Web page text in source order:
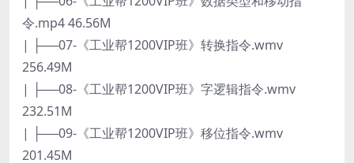
令.mp4 46.56M
| ├──07-《工业帮1200VIP班》转换指令.wmv
256.49M
| ├──08-《工业帮1200VIP班》字逻辑指令.wmv
232.51M
| ├──09-《工业帮1200VIP班》移位指令.wmv
201.45M